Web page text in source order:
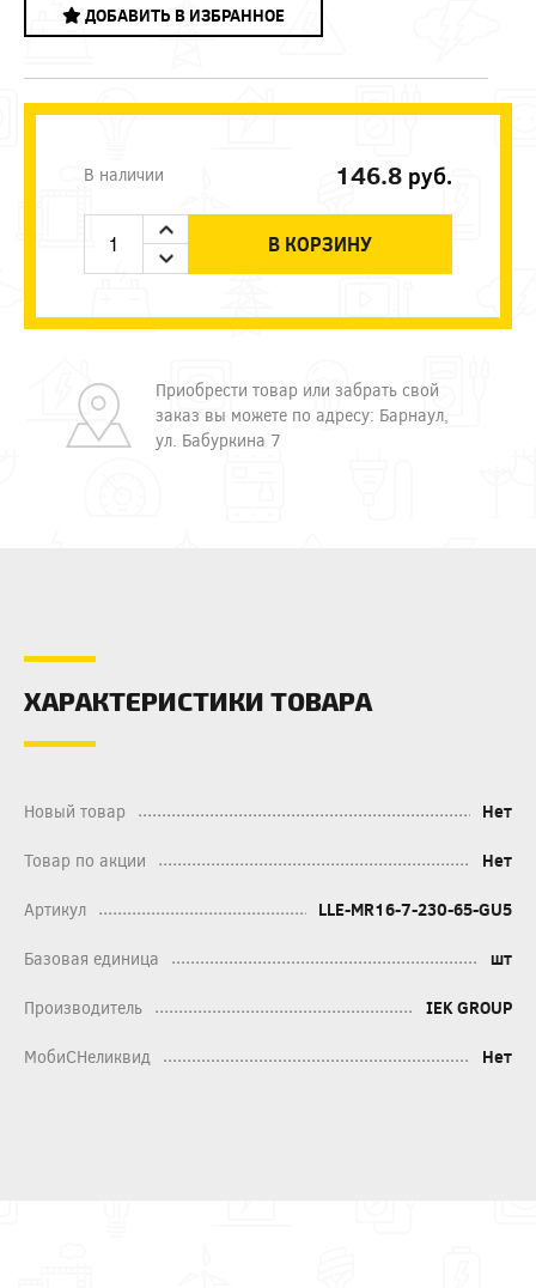
ДОБАВИТЬ В ИЗБРАННОЕ
В наличии 146.8 руб.
В КОРЗИНУ
Приобрести товар или забрать свой
заказ вы можете по адресу: Барнаул,
ул. Бабуркина 7
ХАРАКТЕРИСТИКИ ТОВАРА
Новый товар Нет
Товар по акции Нет
Артикул LLE-MR16-7-230-65-GU5
Базовая единица шт
Производитель IEK GROUP
МобиСНеликвид Нет